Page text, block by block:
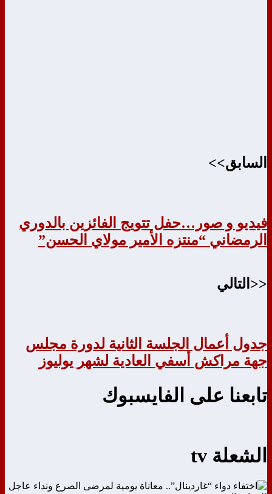
السابق>>
فيديو و صور…حفل تتويج الفائزين بالدوري
الرمضاني “منتزه الأمير مولاي الحسن”
<<التالي
جدول أعمال الجلسة الثانية لدورة مجلس
جهة مراكش أسفي العادية لشهر يوليوز
تابعنا على الفايسبوك
الشعلة tv